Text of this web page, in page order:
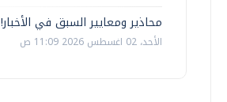
محاذير ومعايير السبق في الأخبار!
الأحد، 02 اغسطس 2026 11:09 ص